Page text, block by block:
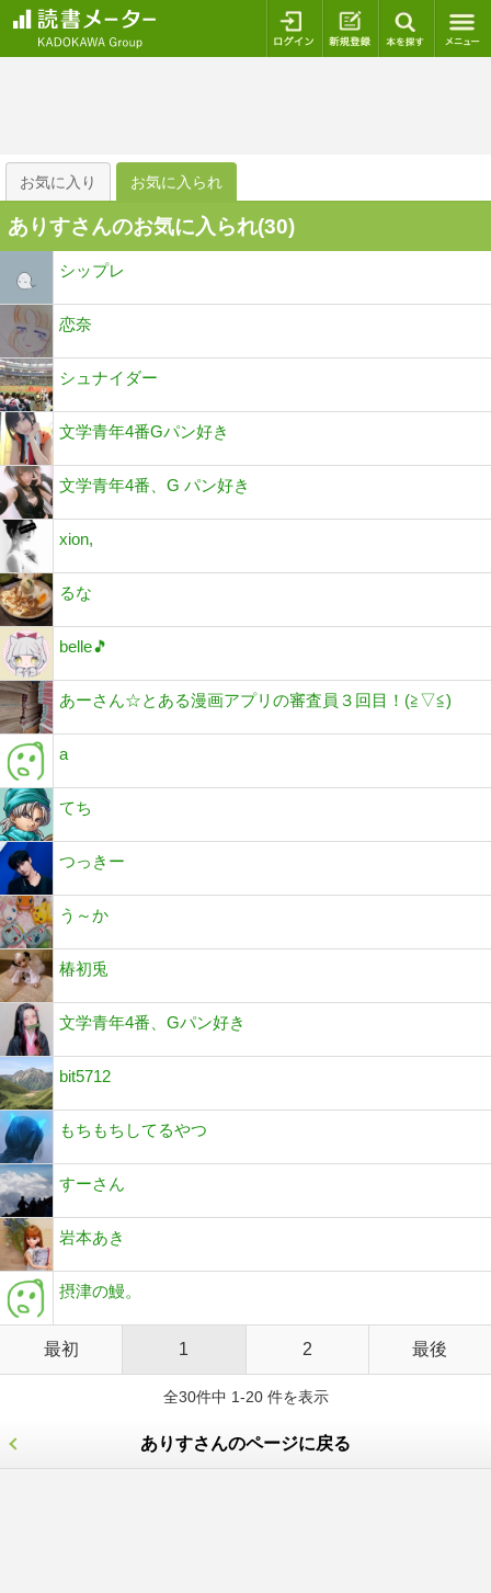
ログイン 新規登録
お気に入り お気に入られ
ありすさんのお気に入られ(30)
シップレ
恋奈
シュナイダー
文学青年4番Gパン好き
文学青年4番、G パン好き
xion,
るな
belle🎵
あーさん☆とある漫画アプリの審査員３回目！(⁠≧⁠▽⁠≦⁠)
a
てち
つっきー
う～か
椿初兎
文学青年4番、Gパン好き
bit5712
もちもちしてるやつ
すーさん
岩本あき
摂津の鰻。
最初 1 2 最後
全30件中 1-20 件を表示
ありすさんのページに戻る